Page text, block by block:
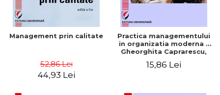
Management prin calitate
52,86 Lei
44,93 Lei
Practica managementului
in organizatia moderna -
Gheorghita Caprarescu,
Georgiana Aron
15,86 Lei